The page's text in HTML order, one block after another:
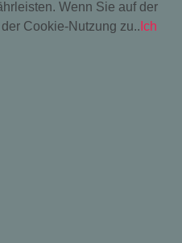
Wenn Sie auf der
Cookie-Nutzung zu.. Ich